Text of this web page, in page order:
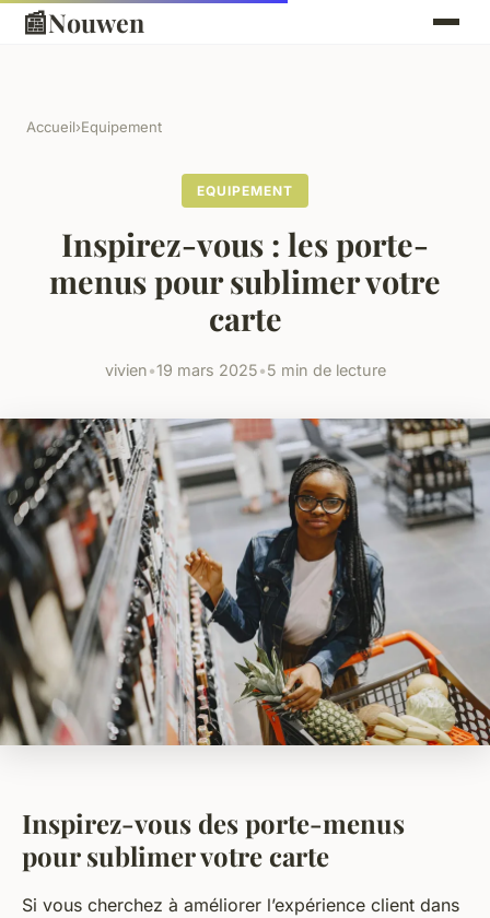
📰Nouwen
Accueil›Equipement
EQUIPEMENT
Inspirez-vous : les porte-
menus pour sublimer votre
carte
vivien•19 mars 2025•5 min de lecture
Inspirez-vous des porte-menus
pour sublimer votre carte
Si vous cherchez à améliorer l’expérience client dans